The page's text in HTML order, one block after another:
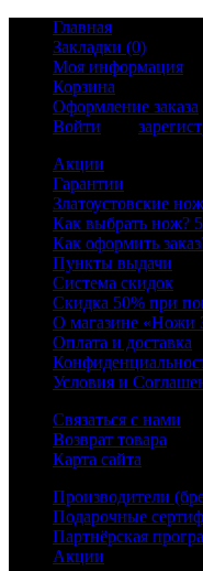
Главная
Закладки (0)
Моя информация
Корзина
Оформление заказа
Войти
Акции
Гарантии
Златоустовские
Как выбрать нож?
Как оформить
Пункты выдачи
Система скидок
Скидка 50% при
О магазине «Ножи
Оплата и доставка
Условия и
Связаться с нами
Возврат товара
Карта сайта
Производители
Подарочные
Партнёрская
Акции